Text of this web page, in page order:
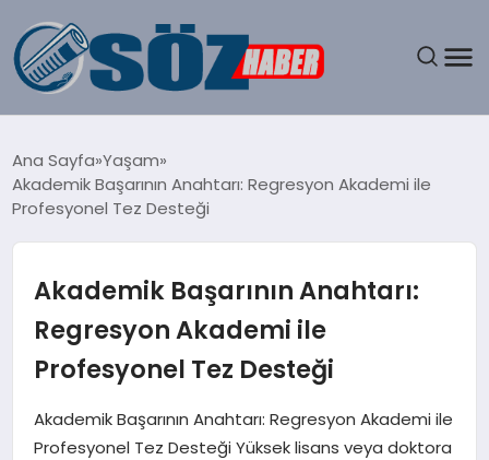
SPOR
EĞITIM
SAĞLIK
Ana Sayfa Yaşam
Akademik Başarının Anahtarı: Regresyon Akademi ile
Profesyonel Tez Desteği
Akademik Başarının Anahtarı:
Regresyon Akademi ile
Profesyonel Tez Desteği
Akademik Başarının Anahtarı: Regresyon Akademi ile
Profesyonel Tez Desteği Yüksek lisans veya doktora